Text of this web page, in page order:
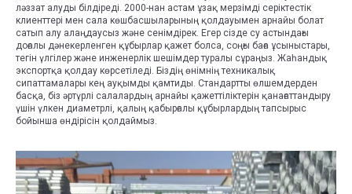
ләззат алуды білдіреді. 2000-нан астам ұзақ мерзімді серіктестік
клиенттері мен сала көшбасшыларының қолдауымен арнайы болат
сатып алу алаңдаусыз және сенімдірек. Егер сізде су астындағы
доғалы дәнекерленген құбырлар қажет болса, соңғы баға ұсыныстары,
тегін үлгілер және инженерлік шешімдер туралы сұраңыз. Жаһандық
экспортқа қолдау көрсетіледі. Біздің өнімнің техникалық
сипаттамалары кең ауқымды қамтиды. Стандартты өлшемдерден
басқа, біз әртүрлі салалардың арнайы қажеттіліктерін қанағаттандыру
үшін үлкен диаметрлі, қалың қабырғалы құбырлардың тапсырыс
бойынша өндірісін қолдаймыз.